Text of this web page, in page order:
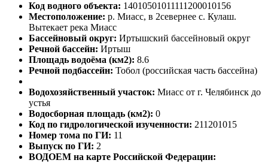
Код водного объекта: 14010501011111200010156
Местоположение: р. Миасс, в 2севернее с. Кулаш.
Вытекает река Миасс
Бассейновый округ: Иртышский бассейновый округ
Речной бассейн: Иртыш
Площадь водоёма (км2): 8.6
Речной подбассейн: Тобол (российская часть бассейна)
Водохозяйственный участок: Миасс от г. Челябинск до
устья
Водосборная площадь (км2): 0
Код по гидрологической изученности: 211201015
Номер тома по ГИ: 11
Выпуск по ГИ: 2
ВОДОЕМ на карте Российской Федерации: